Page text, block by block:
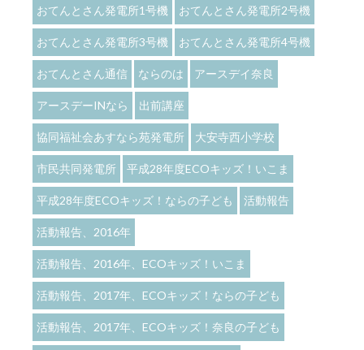
おてんとさん発電所1号機 おてんとさん発電所2号機
おてんとさん発電所3号機 おてんとさん発電所4号機
おてんとさん通信 ならのは アースデイ奈良
アースデーINなら 出前講座
協同福祉会あすなら苑発電所 大安寺西小学校
市民共同発電所 平成28年度ECOキッズ！いこま
平成28年度ECOキッズ！ならの子ども 活動報告
活動報告、2016年
活動報告、2016年、ECOキッズ！いこま
活動報告、2017年、ECOキッズ！ならの子ども
活動報告、2017年、ECOキッズ！奈良の子ども